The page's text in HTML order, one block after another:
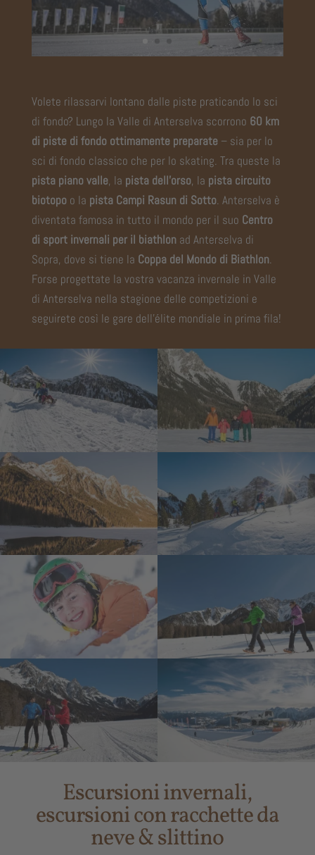
Volete rilassarvi lontano dalle piste praticando lo sci
di fondo? Lungo la Valle di Anterselva scorrono 60 km
di piste di fondo ottimamente preparate– sia per lo
sci di fondo classico che per lo skating. Tra queste la
pista piano valle, la pista dell’orso, la pista circuito
biotopoo la pista Campi Rasun di Sotto. Anterselva è
diventata famosa in tutto il mondo per il suo Centro
di sport invernali per il biathlonad Anterselva di
Sopra, dove si tiene la Coppa del Mondo di Biathlon.
Forse progettate la vostra vacanza invernale in Valle
di Anterselva nella stagione delle competizioni e
seguirete così le gare dell’élite mondiale in prima fila!
Escursioni invernali,
escursioni con racchette da
neve & slittino